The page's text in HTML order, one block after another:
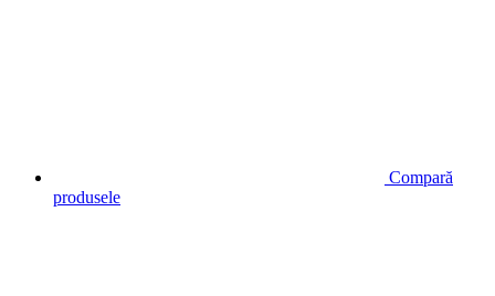
Compară
produsele